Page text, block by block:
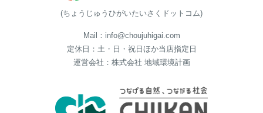
(ちょうじゅうひがいたいさくドットコム)
Mail：info@choujuhigai.com
定休日：土・日・祝日ほか当店指定日
運営会社：株式会社 地域環境計画